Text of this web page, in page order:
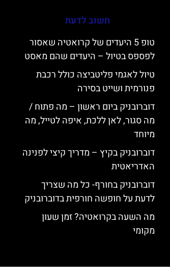
חשוב לדעת
טופ 5 היעדים של קרואטיה שאסור
לפספס בטיול – היעדים שהם מאסט
טיול לאגמי פליטביצה כולל רכבת
פנורמית ושייט בסירה
דוברובניק ביום ראשון – מה פתוח /
מה סגור, לאן ללכת, איפה לטייל, מה
מיוחד
דוברובניק בקיץ – מדריך קיצי לפנינה
האדריאטית
דוברובניק בחורף- כל מה שצריך
לדעת על חופשה חורפית בדוברובניק
מה השעה בקרואטיה? זמן שעון
מקומי